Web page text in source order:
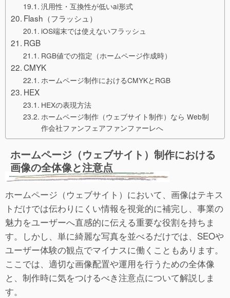
汎用性・互換性が低いai形式
Flash（フラッシュ）
iOS端末では使えないフラッシュ
RGB
RGB値での指定（ホームページ作成時）
CMYK
ホームページ制作におけるCMYKとRGB
HEX
HEXの表現方法
ホームページ制作（ウェブサイト制作）なら Web制
作会社ファンフェアファンファーレへ
ホームページ（ウェブサイト）制作における
画像の全体像と注意点
ホームページ（ウェブサイト）において、画像はテキス
トだけでは伝わりにくい情報を視覚的に補完し、事業の
魅力をユーザーへ直感的に伝える重要な役割を持ちま
す。しかし、単に綺麗な写真を並べるだけでは、SEOや
ユーザー体験の観点でマイナスに働くこともあります。
ここでは、適切な画像配置や運用を行うための全体像
と、制作時に気をつけるべき注意点について解説しま
す。